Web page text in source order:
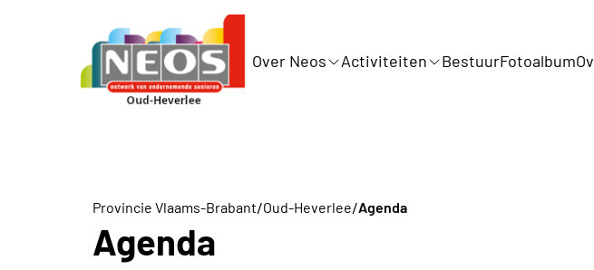
Over Neos Activiteiten BestuurFotoalbum
Provincie Vlaams-Brabant/Oud-Heverlee/Agenda
Agenda